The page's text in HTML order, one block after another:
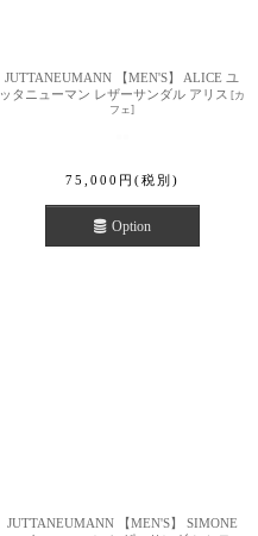
JUTTANEUMANN 【MEN'S】 ALICE ユ
ッタニューマン レザーサンダル アリス [カ
フェ]
75,000 円 (税別)
Option
JUTTANEUMANN 【MEN'S】 SIMONE